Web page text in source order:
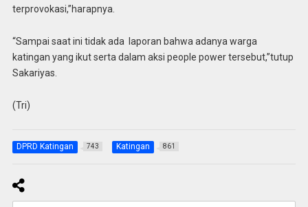
terprovokasi,”harapnya.
“Sampai saat ini tidak ada laporan bahwa adanya warga
katingan yang ikut serta dalam aksi people power tersebut,”tutup
Sakariyas.
(Tri)
DPRD Katingan 743 Katingan 861